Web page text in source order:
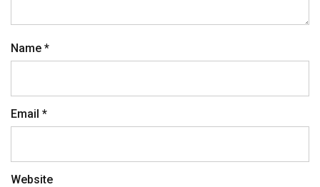
Name *
Email *
Website